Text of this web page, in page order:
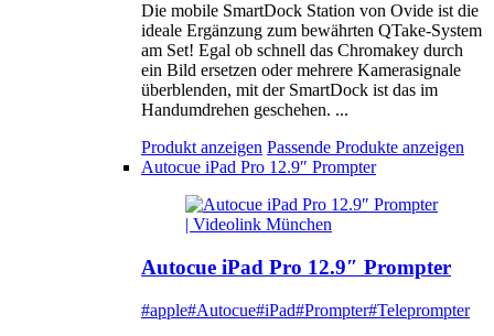
Die mobile SmartDock Station von Ovide ist die
ideale Ergänzung zum bewährten QTake-System
am Set! Egal ob schnell das Chromakey durch
ein Bild ersetzen oder mehrere Kamerasignale
überblenden, mit der SmartDock ist das im
Handumdrehen geschehen. ...
Produkt anzeigen Passende Produkte anzeigen
Autocue iPad Pro 12.9″ Prompter
Autocue iPad Pro 12.9″ Prompter
#apple#Autocue#iPad#Prompter#Teleprompter